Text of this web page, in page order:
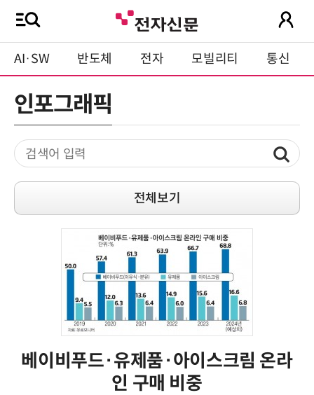
AI·SW 반도체 전자 모빌리티 통신
인포그래픽
전체보기
베이비푸드·유제품·아이스크림 온라
인 구매 비중